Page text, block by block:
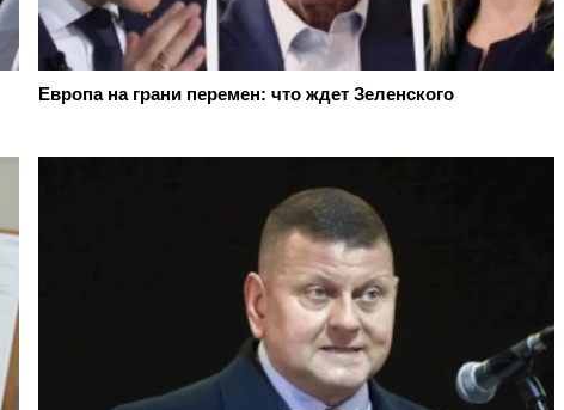
Европа на грани перемен: что ждет Зеленского